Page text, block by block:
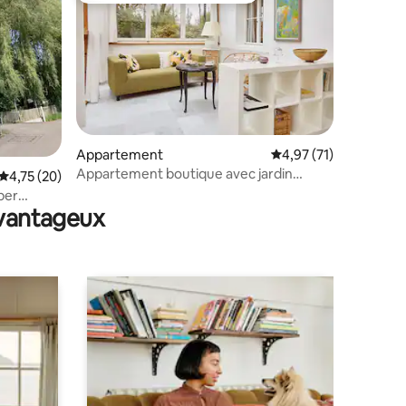
: 5 sur 5
moyenne sur la base de 20 commentaires : 4,75 sur 5
4,75 (20)
Appartement Évaluation moyenne
4,97 (71)
Appartement boutique avec jardin